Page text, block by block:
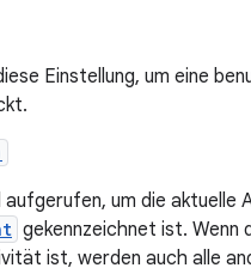
Einstellung, um eine
aufgerufen, um die
gekennzeichnet ist.
ist, werden auch alle